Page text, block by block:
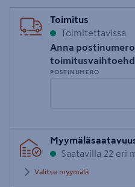
Toimitus
Toimitettavissa
Anna
POSTINUMERO
postinumero
Saatavilla 22 eri
Valitse myymälä